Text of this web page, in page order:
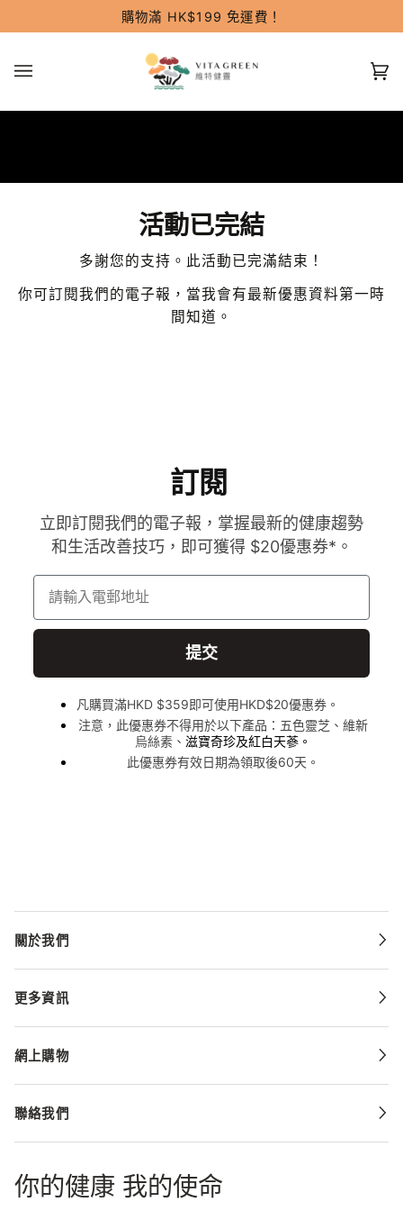
過
購物滿 HK$199 免運費！
活動已完結
多謝您的支持。此活動已完滿結束！
你可訂閱我們的電子報，當我會有最新優惠資料第一時
間知道。
訂閱
立即訂閱我們的電子報，掌握最新的健康趨勢
和生活改善技巧，即可獲得 $20優惠券*。
請輸入電郵地址
提交
凡購買滿HKD $359即可使用HKD$20優惠券。
注意，此優惠券不得用於以下產品：五色靈芝、維新
烏絲素、 滋寶奇珍及紅白天蔘。
此優惠券有效日期為領取後60天。
關於我們
更多資訊
網上購物
聯絡我們
你的健康 我的使命